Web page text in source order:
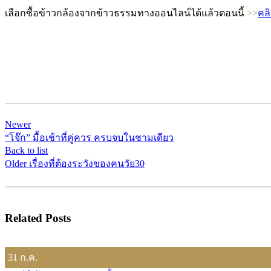
เลือกซื้อข้าวกล้องจากข้าวธรรมทางออนไลน์ได้แล้วตอนนี้ >>ค
Newer
“โจ๊ก” มื้อเช้าที่คู่ควร ครบจบในชามเดียว
Back to list
Older เรื่องที่ต้องระวังของคนวัย30
Related Posts
31 ก.ค.